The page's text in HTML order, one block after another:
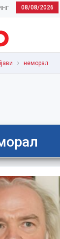
08/08/2026
неморал